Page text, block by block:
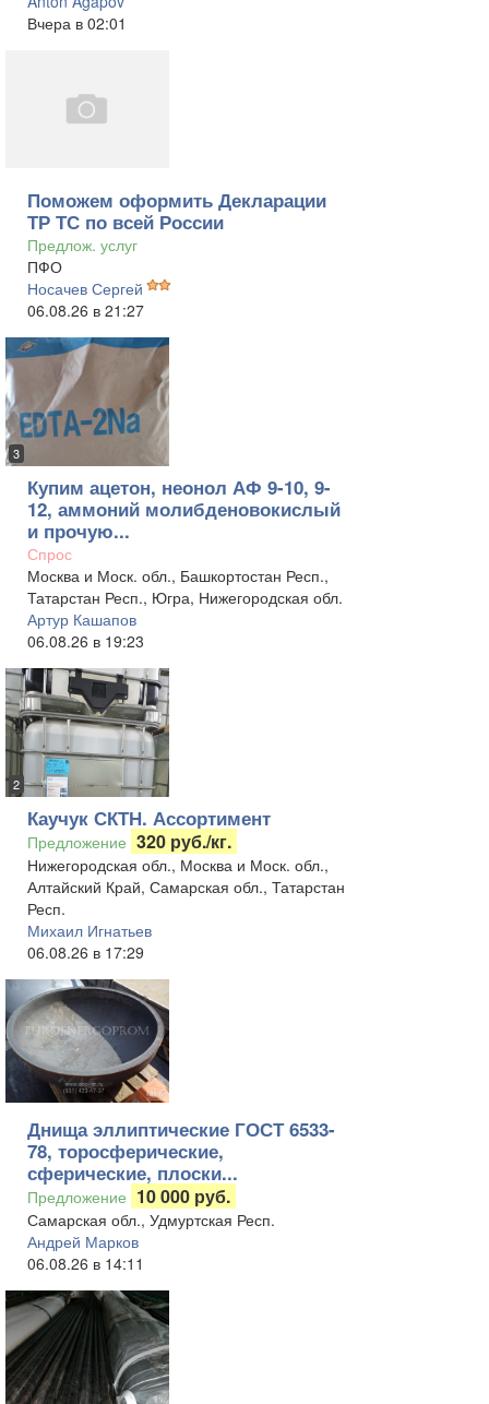
Вчера в 02:01
Поможем оформить Декларации
ТР ТС по всей России
Предлож. услуг
ПФО
Носачев Сергей
06.08.26 в 21:27
3
Купим ацетон, неонол АФ 9-10, 9-
12, аммоний молибденовокислый
и прочую...
Спрос
Москва и Моск. обл., Башкортостан Респ.,
Татарстан Респ., Югра, Нижегородская обл.
Артур Кашапов
06.08.26 в 19:23
2
Каучук СКТН. Ассортимент
Предложение 320 руб./кг.
Нижегородская обл., Москва и Моск. обл.,
Алтайский Край, Самарская обл., Татарстан
Респ.
Михаил Игнатьев
06.08.26 в 17:29
Днища эллиптические ГОСТ 6533-
78, торосферические,
сферические, плоски...
Предложение 10 000 руб.
Самарская обл., Удмуртская Респ.
Андрей Марков
06.08.26 в 14:11